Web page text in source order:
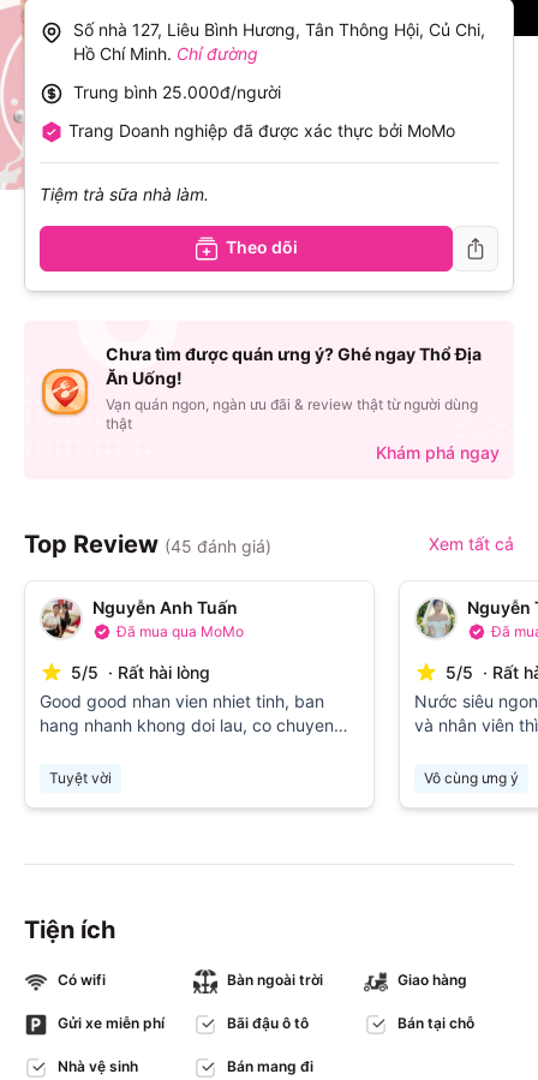
Top Review (45 đánh giá) Xem tất cả
Nguyễn Anh Tuấn
Đã mua qua MoMo
5/5 · Rất hài lòng
Good good nhan vien nhiet tinh, ban
hang nhanh khong doi lau, co chuyen
Tuyệt vời
Nguyễn
Đã
5/5 · Rất
Nước siêu
và nhân viên
Vô cùng ưng ý
Tiện ích
Có wifi Bàn ngoài trời Giao hàng
Gửi xe miễn phí Bãi đậu ô tô Bán tại chỗ
Nhà vệ sinh Bán mang đi
Số nhà 127, Liêu Bình Hương, Tân Thông Hội, Củ Chi,
Hồ Chí Minh. Chỉ đường
Trung bình 25.000đ/người
Trang Doanh nghiệp đã được xác thực bởi MoMo
Tiệm trà sữa nhà làm.
Theo dõi
Chưa tìm được quán ưng ý? Ghé ngay Thổ Địa
Ăn Uống!
Vạn quán ngon, ngàn ưu đãi & review thật từ người dùng
thật
Khám phá ngay